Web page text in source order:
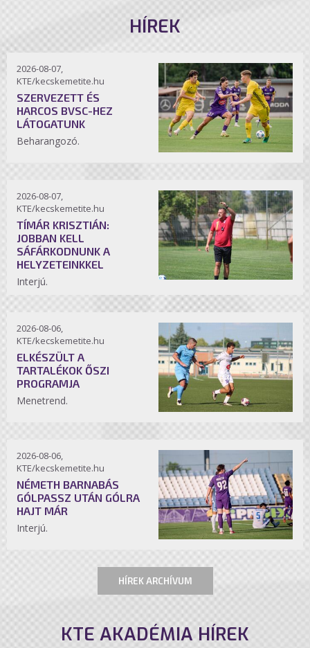
HÍREK
2026-08-07,
KTE/kecskemetite.hu
SZERVEZETT ÉS
HARCOS BVSC-HEZ
LÁTOGATUNK
Beharangozó.
2026-08-07,
KTE/kecskemetite.hu
TÍMÁR KRISZTIÁN:
JOBBAN KELL
SÁFÁRKODNUNK A
HELYZETEINKKEL
Interjú.
2026-08-06,
KTE/kecskemetite.hu
ELKÉSZÜLT A
TARTALÉKOK ŐSZI
PROGRAMJA
Menetrend.
2026-08-06,
KTE/kecskemetite.hu
NÉMETH BARNABÁS
GÓLPASSZ UTÁN GÓLRA
HAJT MÁR
Interjú.
HÍREK ARCHÍVUM
KTE AKADÉMIA HÍREK